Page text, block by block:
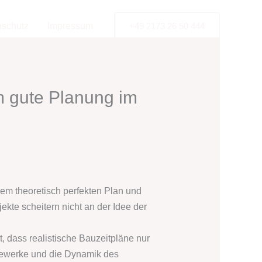
gute Planung im
theoretisch perfekten Plan und
scheitern nicht an der Idee der
dass realistische Bauzeitpläne nur
und die Dynamik des